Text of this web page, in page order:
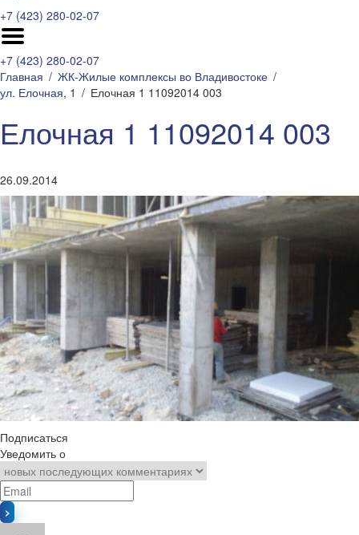
+7 (423) 280-02-07
+7 (423) 280-02-07
Главная
ЖК-Жилые комплексы во Владивостоке
ул. Елочная, 1
Елочная 1 11092014 003
Елочная 1 11092014 003
26.09.2014
Подписаться
Уведомить о